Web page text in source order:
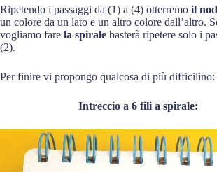
Ripetendo i passaggi da (1) a (4) otterremo il
un colore da un lato e un altro colore dall’altro.
vogliamo fare la spirale basterà ripetere solo i
(2).
Per finire vi propongo qualcosa di più difficilino:
Intreccio a 6 fili a spirale: